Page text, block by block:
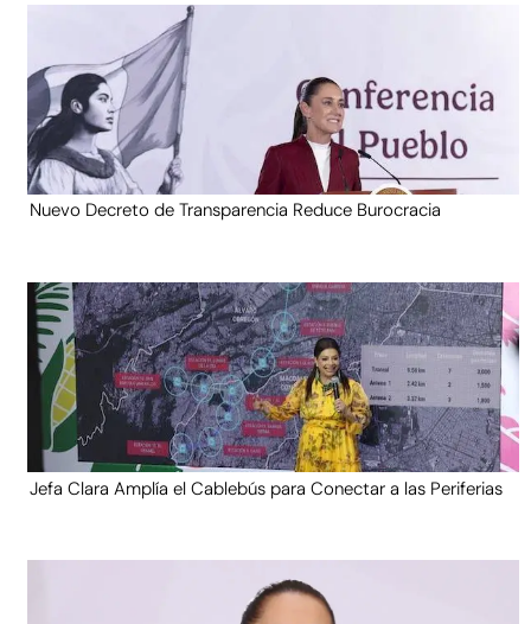
Nuevo Decreto de Transparencia Reduce Burocracia
Jefa Clara Amplía el Cablebús para Conectar a las Periferias